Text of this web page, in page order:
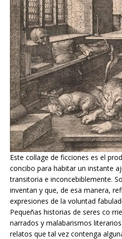
Este collage de ficciones es el
concibo para habitar un instante
transitoria e inconcebiblemente.
inventan y que, de esa manera,
expresiones de la voluntad
Pequeñas historias de seres co
narrados y malabarismos
relatos que tal vez contenga